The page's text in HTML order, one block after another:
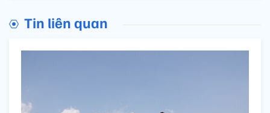
Tin liên quan